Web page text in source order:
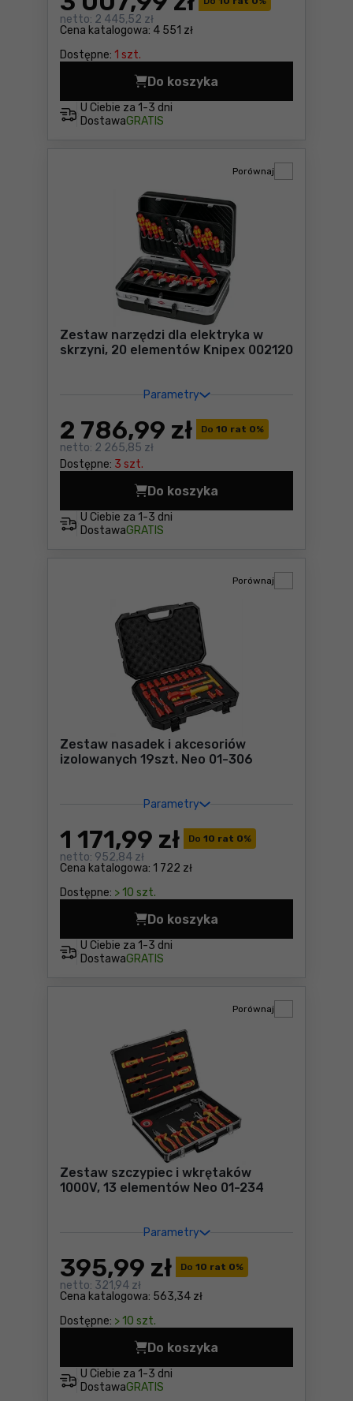
Cena katalogowa: 4 551 zł
netto: 2 445,52 zł
Dostępne: 1 szt.
U Ciebie za 1-3 dni
DostawaGRATIS
Do koszyka
Zestaw narzędzi dla
Zestaw narzędzi dla elektryka w
skrzyni, 20 elementów Knipex 002120
Parametry
Do 10 rat 0%
2 786,99 zł
netto: 2 265,85 zł
Dostępne: 3 szt.
Porównaj
U Ciebie za 1-3 dni
DostawaGRATIS
Do koszyka
Zestaw narzędzi dla
Zestaw nasadek i akcesoriów
izolowanych 19szt. Neo 01-306
Parametry
Do 10 rat 0%
Cena katalogowa: 1 722 zł
1 171,99 zł
netto: 952,84 zł
Dostępne: > 10 szt.
Porównaj
U Ciebie za 1-3 dni
DostawaGRATIS
Do koszyka
Zestaw nasadek i
Zestaw szczypiec i wkrętaków
1000V, 13 elementów Neo 01-234
Parametry
Do 10 rat 0%
Cena katalogowa: 563,34 zł
395,99 zł
netto: 321,94 zł
Dostępne: > 10 szt.
Porównaj
U Ciebie za 1-3 dni
DostawaGRATIS
Do koszyka
Zestaw szczypiec i